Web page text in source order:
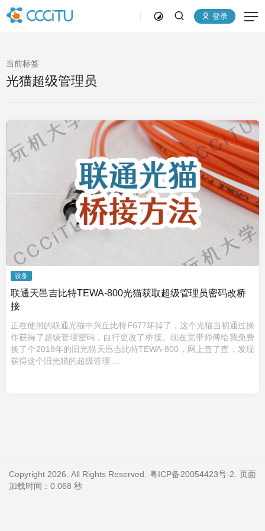
登录
当前标签
光猫超级管理员
设备
联通天邑吉比特TEWA-800光猫获取超级管理员密码改桥
接
正在使用的联通光猫中兴丘比特F677坏掉了，这个光猫当初通过操
作获得了超级管理密码，自行更改了桥接。现在宽带师傅给我免费
换了个2018年的旧光猫天邑吉比特TEWA-800，网上查了查，发现
获得这个旧光猫的超级管理 ...
Copyright 2026. All Rights Reserved. 粤ICP备20054423号-2 . 页面
加载时间：0.068 秒